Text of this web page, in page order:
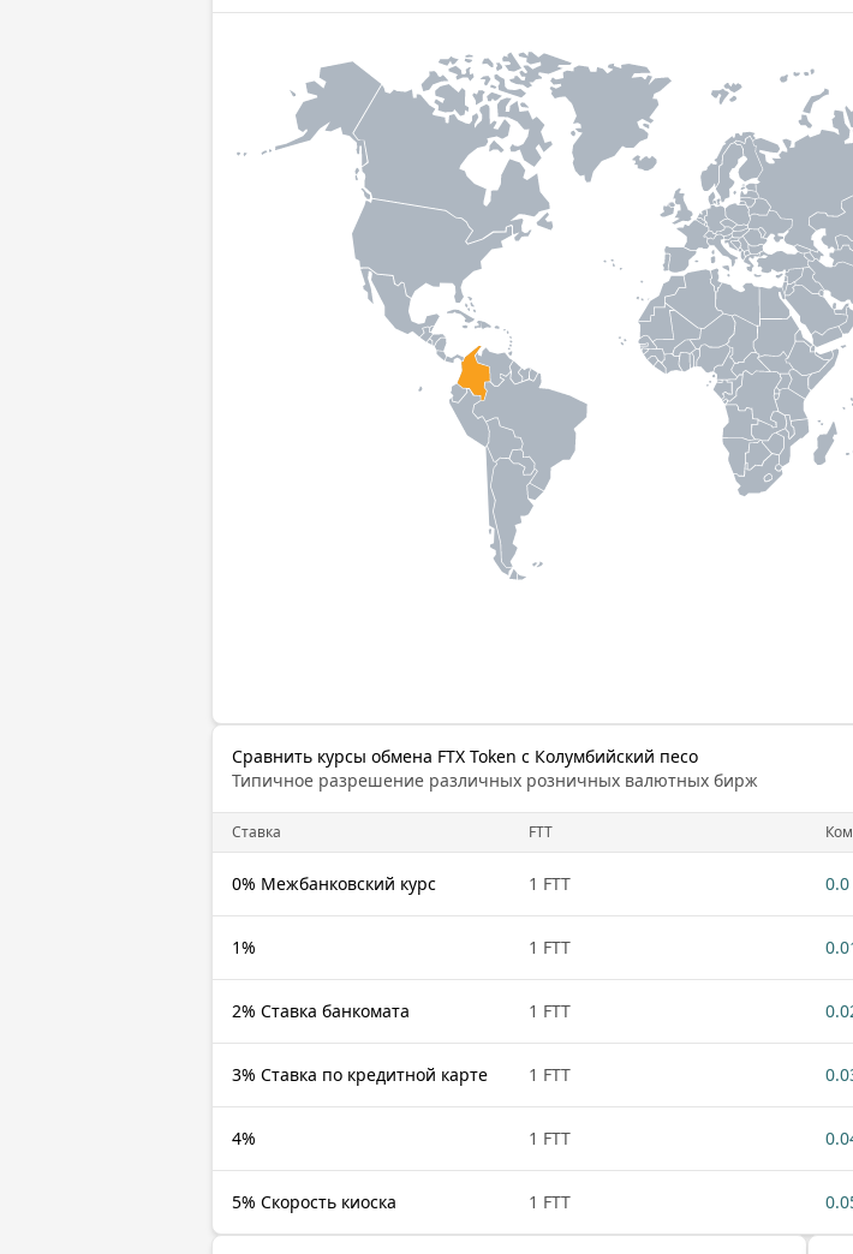
Сравнить курсы обмена FTX Token с Колумбийский песо
Типичное разрешение различных розничных валютных бирж
Cтавка FTT
0% Межбанковский курс 1 FTT 0.0
1% 1 FTT
2% Ставка банкомата 1 FTT
3% Ставка по кредитной карте 1 FTT
4% 1 FTT
5% Скорость киоска 1 FTT